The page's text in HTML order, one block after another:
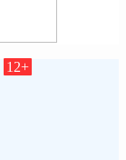
12+